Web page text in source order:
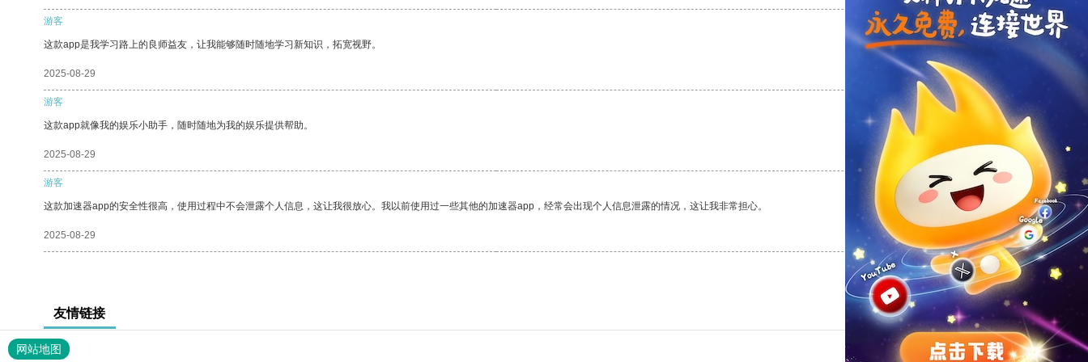
游客
这款app是我学习路上的良师益友，让我能够随时随地学习新知识，拓宽视野。
2025-08-29 支持
游客
这款app就像我的娱乐小助手，随时随地为我的娱乐提供帮助。
2025-08-29 反对 [0]
游客
这款加速器app的安全性很高，使用过程中不会泄露个人信息，这让我很放心。我以前使用过一些其他的加速器app，经常会出现个人信息泄露的情况，这让我非常担心。
2025-08-29 支持[0] 反对[0]
友情链接
网站地图